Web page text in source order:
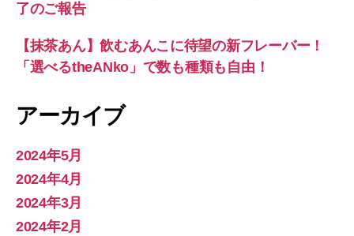
了のご報告
【抹茶あん】飲むあんこに待望の新フレーバー！
「選べるtheANko」で数も種類も自由！
アーカイブ
2024年5月
2024年4月
2024年3月
2024年2月